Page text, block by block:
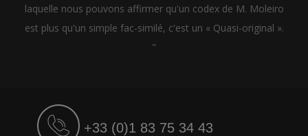
laquelle nous pouvons affirmer qu'un codex de M. Moleiro
est plus qu'un simple fac-similé, c'est un « Quasi-original ».
"
+33 (0)1 83 75 34 43